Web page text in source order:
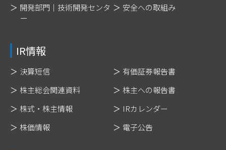
開発部門｜技術開発センタ
ー
安全への取組み
IR情報
決算短信
有価証券報告書
株主総会関連資料
株主への報告書
株式・株主情報
IRカレンダー
株価情報
電子公告